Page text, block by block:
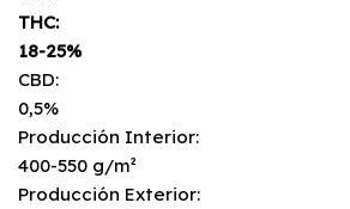
THC:
18-25%
CBD:
0,5%
Producción Interior:
400-550 g/m²
Producción Exterior: